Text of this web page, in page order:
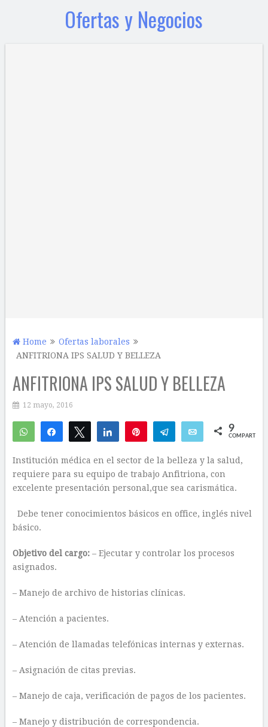
Ofertas y Negocios
Home
Ofertas laborales
ANFITRIONA IPS SALUD Y BELLEZA
ANFITRIONA IPS SALUD Y BELLEZA
12 mayo, 2016
WhatsAppCompartirTwittear Compartir Telegram Email 9
COMPARTIR
Institución médica en el sector de la belleza y la salud,
requiere para su equipo de trabajo Anfitriona, con
excelente presentación personal,que sea carismática.
Debe tener conocimientos básicos en office, inglés nivel
básico.
Objetivo del cargo: – Ejecutar y controlar los procesos
asignados.
– Manejo de archivo de historias clínicas.
– Atención a pacientes.
– Atención de llamadas telefónicas internas y externas.
– Asignación de citas previas.
– Manejo de caja, verificación de pagos de los pacientes.
– Manejo y distribución de correspondencia.